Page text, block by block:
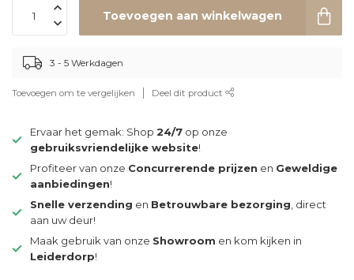
Toevoegen aan winkelwagen
3 - 5 Werkdagen
Toevoegen om te vergelijken Deel dit product
Ervaar het gemak: Shop 24/7 op onze
gebruiksvriendelijke website!
Profiteer van onze Concurrerende prijzen en Geweldige
aanbiedingen!
Snelle verzending en Betrouwbare bezorging , direct
aan uw deur!
Maak gebruik van onze Showroom en kom kijken in
Leiderdorp!